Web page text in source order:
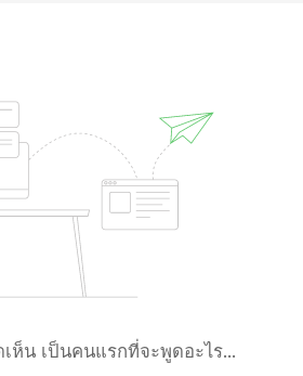
you to avoid unregulated
ห็น เป็นคนแรกที่จะพูดอะไร...